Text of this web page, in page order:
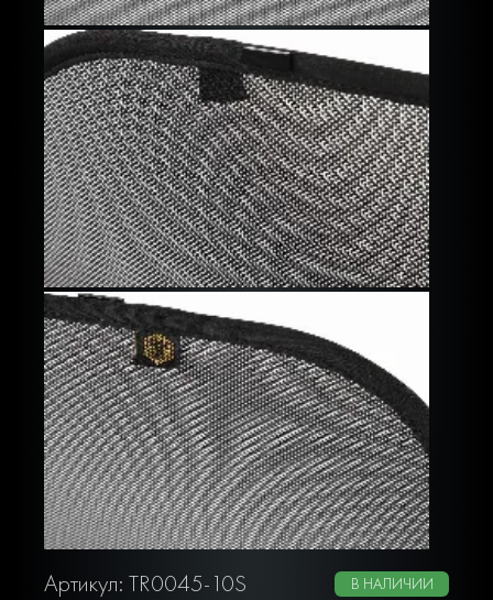
Артикул: TR0045-10S В НАЛИЧИИ